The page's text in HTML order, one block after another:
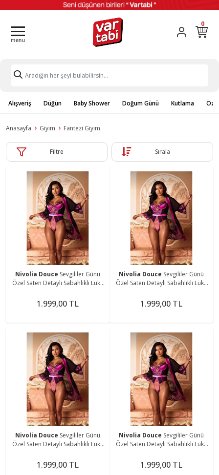
0
Alışveriş Düğün Baby Shower Doğum Günü Kutlama
Anasayfa Giyim Fantezi Giyim
Filtre Sırala
Nivolia Douce Sevgililer Günü
Özel Saten Detaylı Sabahlıklı Lüks
1.999,00 TL
Nivolia Douce Sevgililer Günü
Özel Saten Detaylı Sabahlıklı Lüks
1.999,00 TL
Nivolia Douce Sevgililer Günü
Özel Saten Detaylı Sabahlıklı Lüks
1.999,00 TL
Nivolia Douce Sevgililer Günü
Özel Saten Detaylı Sabahlıklı Lüks
1.999,00 TL